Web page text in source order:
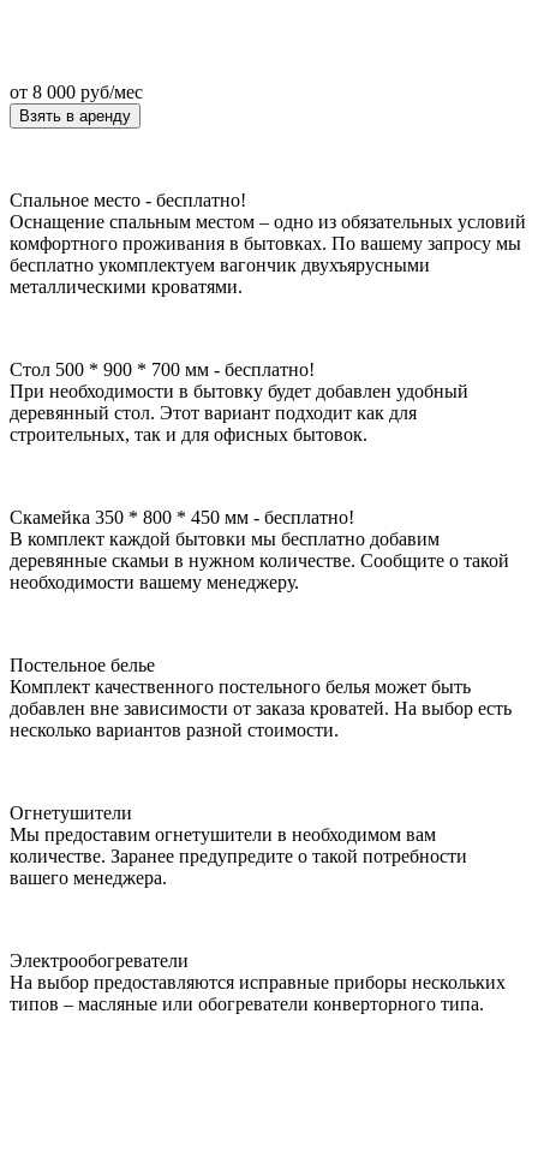
от 8 000 руб/мес
Взять в аренду
Спальное место - бесплатно!
Оснащение спальным местом – одно из обязательных условий
комфортного проживания в бытовках. По вашему запросу мы
бесплатно укомплектуем вагончик двухъярусными
металлическими кроватями.
Стол 500 * 900 * 700 мм - бесплатно!
При необходимости в бытовку будет добавлен удобный
деревянный стол. Этот вариант подходит как для
строительных, так и для офисных бытовок.
Скамейка 350 * 800 * 450 мм - бесплатно!
В комплект каждой бытовки мы бесплатно добавим
деревянные скамьи в нужном количестве. Сообщите о такой
необходимости вашему менеджеру.
Постельное белье
Комплект качественного постельного белья может быть
добавлен вне зависимости от заказа кроватей. На выбор есть
несколько вариантов разной стоимости.
Огнетушители
Мы предоставим огнетушители в необходимом вам
количестве. Заранее предупредите о такой потребности
вашего менеджера.
Электрообогреватели
На выбор предоставляются исправные приборы нескольких
типов – масляные или обогреватели конверторного типа.